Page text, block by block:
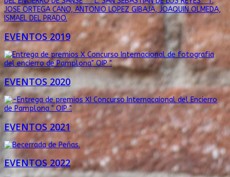
EVENTOS 2019
EVENTOS 2020
EVENTOS 2021
EVENTOS 2022